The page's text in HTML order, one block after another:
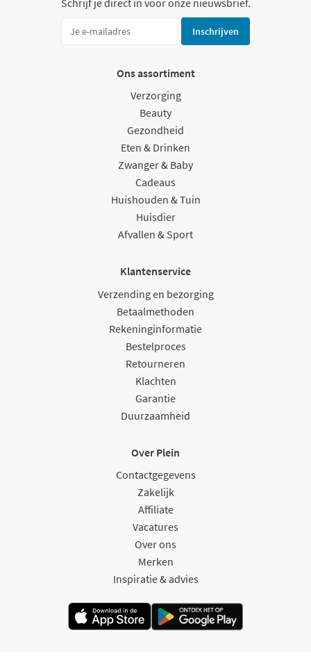
Inschrijven
Ons assortiment
Verzorging
Beauty
Gezondheid
Eten & Drinken
Zwanger & Baby
Cadeaus
Huishouden & Tuin
Huisdier
Afvallen & Sport
Klantenservice
Verzending en bezorging
Betaalmethoden
Rekeninginformatie
Bestelproces
Retourneren
Klachten
Garantie
Duurzaamheid
Over Plein
Contactgegevens
Zakelijk
Affiliate
Vacatures
Over ons
Merken
Inspiratie & advies